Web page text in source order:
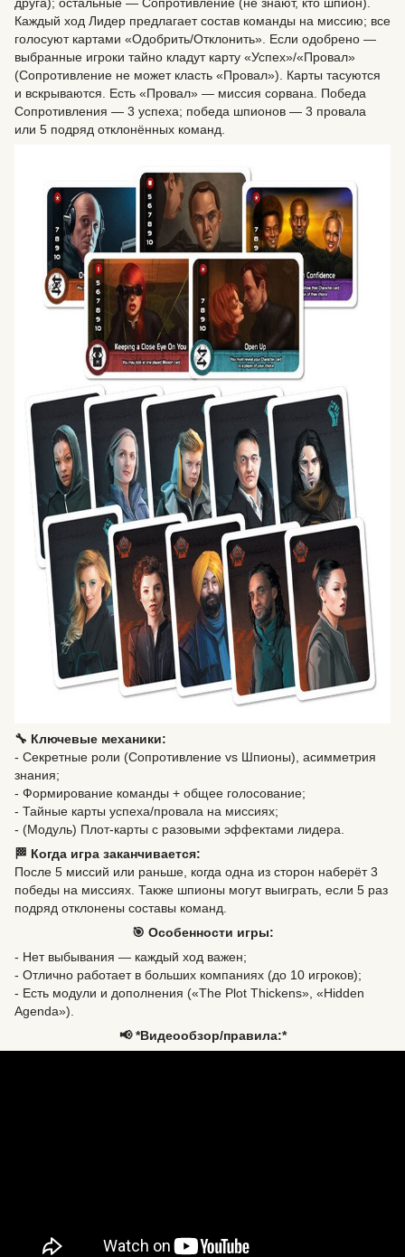
Каждый ход Лидер предлагает состав команды на миссию; все
голосуют картами «Одобрить/Отклонить». Если одобрено —
выбранные игроки тайно кладут карту «Успех»/«Провал»
(Сопротивление не может класть «Провал»). Карты тасуются
и вскрываются. Есть «Провал» — миссия сорвана. Победа
Сопротивления — 3 успеха; победа шпионов — 3 провала
или 5 подряд отклонённых команд.
🔧 Ключевые механики:
- Секретные роли (Сопротивление vs Шпионы), асимметрия
знания;
- Формирование команды + общее голосование;
- Тайные карты успеха/провала на миссиях;
- (Модуль) Плот-карты с разовыми эффектами лидера.
🏁 Когда игра заканчивается:
После 5 миссий или раньше, когда одна из сторон наберёт 3
победы на миссиях. Также шпионы могут выиграть, если 5 раз
подряд отклонены составы команд.
🎯 Особенности игры:
- Нет выбывания — каждый ход важен;
- Отлично работает в больших компаниях (до 10 игроков);
- Есть модули и дополнения («The Plot Thickens», «Hidden
Agenda»).
📢 *Видеообзор/правила:*